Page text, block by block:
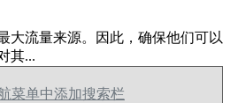
大流量来源。因此，确保他们可以
其...
菜单中添加搜索栏